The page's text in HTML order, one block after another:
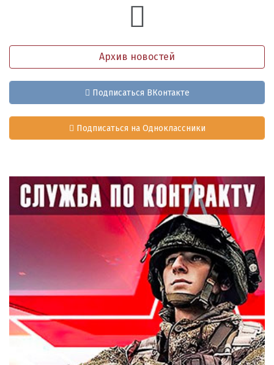
Архив новостей
Подписаться ВКонтакте
Подписаться на Одноклассники